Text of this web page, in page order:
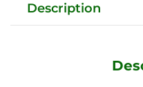
Description